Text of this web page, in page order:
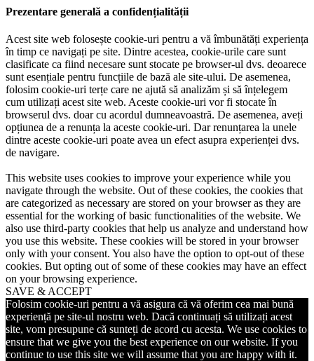
Prezentare generală a confidențialității
Acest site web folosește cookie-uri pentru a vă îmbunătăți experiența
în timp ce navigați pe site. Dintre acestea, cookie-urile care sunt
clasificate ca fiind necesare sunt stocate pe browser-ul dvs. deoarece
sunt esențiale pentru funcțiile de bază ale site-ului. De asemenea,
folosim cookie-uri terțe care ne ajută să analizăm și să înțelegem
cum utilizați acest site web. Aceste cookie-uri vor fi stocate în
browserul dvs. doar cu acordul dumneavoastră. De asemenea, aveți
opțiunea de a renunța la aceste cookie-uri. Dar renunțarea la unele
dintre aceste cookie-uri poate avea un efect asupra experienței dvs.
de navigare.
This website uses cookies to improve your experience while you
navigate through the website. Out of these cookies, the cookies that
are categorized as necessary are stored on your browser as they are
essential for the working of basic functionalities of the website. We
also use third-party cookies that help us analyze and understand how
you use this website. These cookies will be stored in your browser
only with your consent. You also have the option to opt-out of these
cookies. But opting out of some of these cookies may have an effect
on your browsing experience.
SAVE & ACCEPT
Folosim cookie-uri pentru a vă asigura că vă oferim cea mai bună
experiență pe site-ul nostru web. Dacă continuați să utilizați acest
site, vom presupune că sunteți de acord cu acesta. We use cookies to
ensure that we give you the best experience on our website. If you
continue to use this site we will assume that you are happy with it.